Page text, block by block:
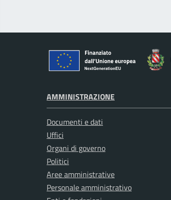
AMMINISTRAZIONE
Documenti e dati
Uffici
Organi di governo
Politici
Aree amministrative
Personale amministrativo